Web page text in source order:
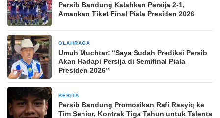
Persib Bandung Kalahkan Persija 2-1,
Amankan Tiket Final Piala Presiden 2026
OLAHRAGA
Umuh Muchtar: “Saya Sudah Prediksi Persib
Akan Hadapi Persija di Semifinal Piala
Presiden 2026”
BERITA
Persib Bandung Promosikan Rafi Rasyiq ke
Tim Senior, Kontrak Tiga Tahun untuk Talenta